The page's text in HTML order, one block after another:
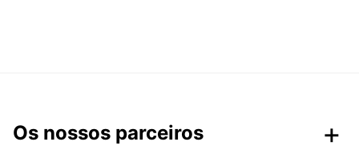
Os nossos parceiros